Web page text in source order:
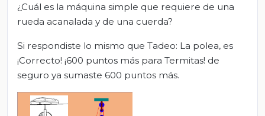
¿Cuál es la máquina simple que requiere de una
rueda acanalada y de una cuerda?
Si respondiste lo mismo que Tadeo: La polea, es
¡Correcto! ¡600 puntos más para Termitas! de
seguro ya sumaste 600 puntos más.